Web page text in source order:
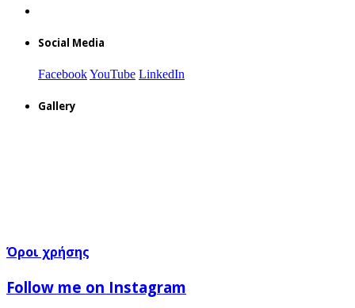
Social Media
FacebookYouTube LinkedIn
Gallery
Όροι χρήσης
Follow me on Instagram